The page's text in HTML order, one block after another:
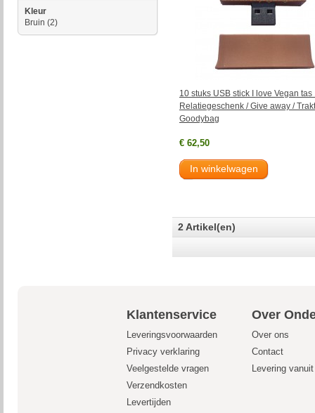
10 stuks USB stick I love Vegan tas
Relatiegeschenk / Give away /
Goodybag
€ 62,50
In winkelwagen
2 Artikel(en)
Kleur
Bruin (2)
Klantenservice Over
Leveringsvoorwaarden
Over ons
Privacy verklaring
Contact
Veelgestelde vragen
Levering
Verzendkosten
Levertijden